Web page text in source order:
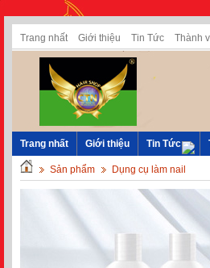
Trang nhất Giới thiệu Tin Tức Thành
Trang nhất Giới thiệu Tin Tức
Sản phẩm Dụng cụ làm nail